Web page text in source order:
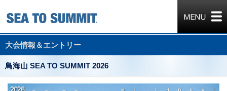
大会情報＆エントリー
鳥海山 SEA TO SUMMIT 2026